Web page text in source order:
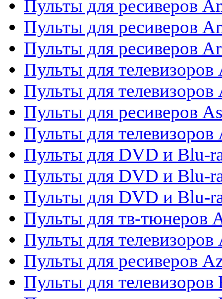
Пульты для ресиверов
Пульты для ресиверов
Пульты для ресиверов
Пульты для
Пульты для телевизоров
Пульты для ресиверов
Пульты для телевизоров
Пульты для DVD и Blu-
Пульты для DVD и Blu-
Пульты для DVD и Blu-
Пульты для тв-тюнеров
Пульты для телевизоров
Пульты для ресиверов
Пульты для